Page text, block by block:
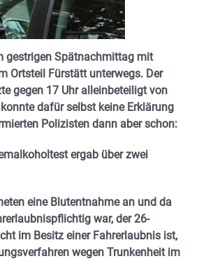
gestrigen Spätnachmittag mit
Ortsteil Fürstätt unterwegs. Der
gegen 17 Uhr alleinbeteiligt von
dafür selbst keine Erklärung
Polizisten dann aber schon:
ergab über zwei
eine Blutentnahme an und da
war, der 26-
im Besitz einer Fahrerlaubnis ist,
wegen Trunkenheit im